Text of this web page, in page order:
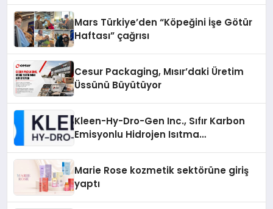
Mars Türkiye’den “Köpeğini İşe Götür
Haftası” çağrısı
Cesur Packaging, Mısır’daki Üretim
Üssünü Büyütüyor
Kleen-Hy-Dro-Gen Inc., Sıfır Karbon
Emisyonlu Hidrojen Isıtma
Marie Rose kozmetik sektörüne giriş
yaptı